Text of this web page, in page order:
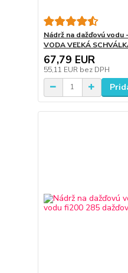
Nádrž na dažďovú vodu
VODA VEĽKÁ
67,79 EUR
55,11 EUR bez DPH